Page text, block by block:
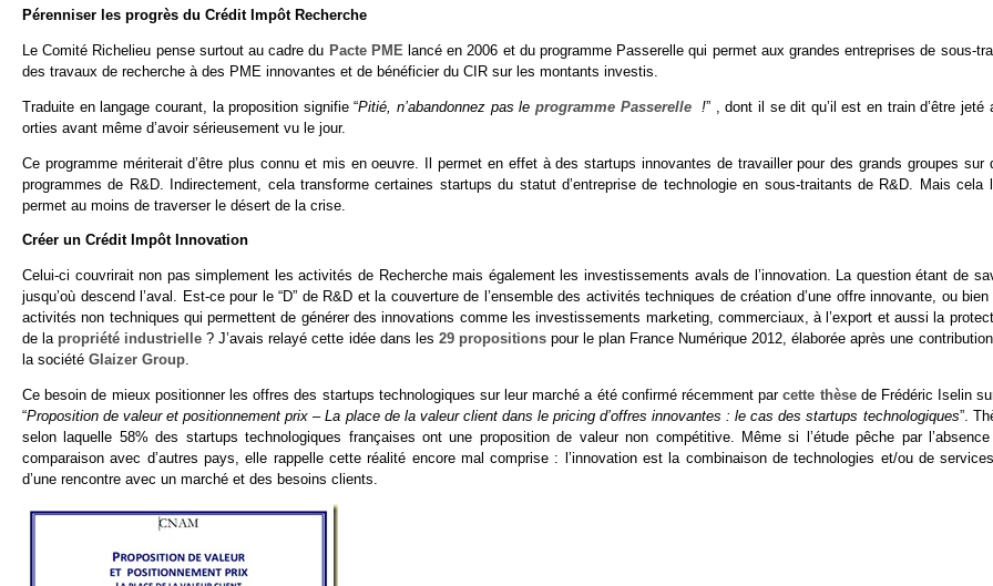
Pérenniser les progrès du Crédit Impôt Recherche
Le Comité Richelieu pense surtout au cadre du Pacte PME lancé en 2006 et du programme Passerelle qui permet aux grandes entreprises de sous-
des travaux de recherche à des PME innovantes et de bénéficier du CIR sur les montants investis.
Traduite en langage courant, la proposition signifie “Pitié, n’abandonnez pas leprogramme Passerelle !” , dont il se dit qu’il est en train d’être jeté
orties avant même d’avoir sérieusement vu le jour.
Ce programme mériterait d’être plus connu et mis en oeuvre. Il permet en effet à des startups innovantes de travailler pour des grands groupes sur
programmes de R&D. Indirectement, cela transforme certaines startups du statut d’entreprise de technologie en sous-traitants de R&D. Mais cela
permet au moins de traverser le désert de la crise.
Créer un Crédit Impôt Innovation
Celui-ci couvrirait non pas simplement les activités de Recherche mais également les investissements avals de l’innovation. La question étant de
jusqu’où descend l’aval. Est-ce pour le “D” de R&D et la couverture de l’ensemble des activités techniques de création d’une offre innovante, ou bien
activités non techniques qui permettent de générer des innovations comme les investissements marketing, commerciaux, à l’export et aussi la
de la propriété industrielle ? J’avais relayé cette idée dans les 29 propositionspour le plan France Numérique 2012, élaborée après une
la société Glaizer Group.
Ce besoin de mieux positionner les offres des startups technologiques sur leur marché a été confirmé récemment parcette thèsede Frédéric Iselin
“Proposition de valeur et positionnement prix – La place de la valeur client dans le pricing d’offres innovantes : le cas des startups technologiques”.
selon laquelle 58% des startups technologiques françaises ont une proposition de valeur non compétitive. Même si l’étude pêche par
comparaison avec d’autres pays, elle rappelle cette réalité encore mal comprise : l’innovation est la combinaison de technologies et/ou de
d’une rencontre avec un marché et des besoins clients.